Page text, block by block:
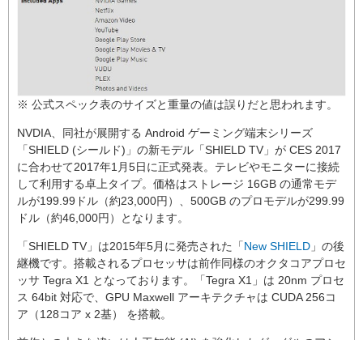
※ 公式スペック表のサイズと重量の値は誤りだと思われます。
NVDIA、同社が展開する Android ゲーミング端末シリーズ
「SHIELD (シールド)」の新モデル「SHIELD TV」が CES 2017
に合わせて2017年1月5日に正式発表。テレビやモニターに接続
して利用する卓上タイプ。価格はストレージ 16GB の通常モデ
ルが199.99ドル（約23,000円）、500GB のプロモデルが299.99
ドル（約46,000円）となります。
「SHIELD TV」は2015年5月に発売された「New SHIELD 」の後
継機です。搭載されるプロセッサは前作同様のオクタコアプロセ
ッサ Tegra X1 となっております。「Tegra X1」は 20nm プロセ
ス 64bit 対応で、GPU Maxwell アーキテクチャは CUDA 256コ
ア（128コア x 2基） を搭載。